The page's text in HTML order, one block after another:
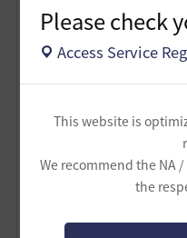
Please check
Access Service
This website is
We recommend the NA
the